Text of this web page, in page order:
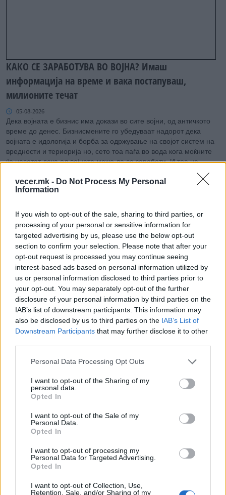
vecer.mk - Do Not Process My Personal
Information
If you wish to opt-out of the sale, sharing to third parties, or
processing of your personal or sensitive information for
targeted advertising by us, please use the below opt-out
section to confirm your selection. Please note that after your
opt-out request is processed you may continue seeing
interest-based ads based on personal information utilized by
us or personal information disclosed to third parties prior to
your opt-out. You may separately opt-out of the further
disclosure of your personal information by third parties on the
IAB’s list of downstream participants. This information may
also be disclosed by us to third parties on the IAB’s List of
Downstream Participants that may further disclose it to other
Personal Data Processing Opt Outs
I want to opt-out of the Sharing of my
personal data.
Opted In
I want to opt-out of the Sale of my
Personal Data.
Opted In
I want to opt-out of processing my
Personal Data for Targeted Advertising.
Opted In
I want to opt-out of Collection, Use,
Retention, Sale, and/or Sharing of my
КАКО СЕ ЗАРАБОТУВА ВО ВОЈНА? Имаш
информација на време и вака постапуваш,
милионите течат
05-08-2026
Дека војната е бизнис има докази во сите војни, од античкото
време до денес. Бизнисмените го убедуваат надорот дека
војната е идологија и борба за одржување на својот систем на
вредности и териорија но, сето тоа паѓа во вода кога моќните
ќе насетат дека од војната може да се заработи. И тоа на
СКАНДАЛ СО СУБВЕНЦИИТЕ - Овци фантоми,
нереален тутун и „чудотворни“ крави
05-08-2026
- Апликациите што ги поднесуваат земјоделците во Агенцијата
како земјоделско стопанство или индивидуален земјоделец и
уредбите имаме максимални или минимални површини,
односно приноси на одредена култура. И сега што ни се